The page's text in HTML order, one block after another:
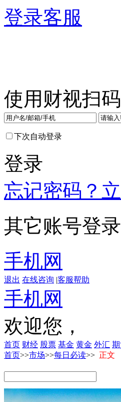
登录客服
使用财视扫
下次自动登录
登录
忘记密码？
其它账号登录
手机网
退出 在线咨询 |客服帮助
手机网
欢迎您，
首页 财经 股票 基金 黄金 外汇
首页>>市场>>每日必读>> 正文